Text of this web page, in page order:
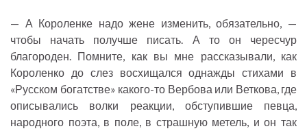
— А Короленке надо жене изменить, обязательно, —
чтобы начать получше писать. А то он чересчур
благороден. Помните, как вы мне рассказывали, как
Короленко до слез восхищался однажды стихами в
«Русском богатстве» какого-то Вербова или Веткова, где
описывались волки реакции, обступившие певца,
народного поэта, в поле, в страшную метель, и он так